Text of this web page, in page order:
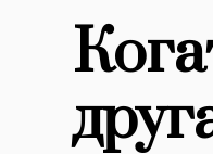
Изкуство
4338
Красота